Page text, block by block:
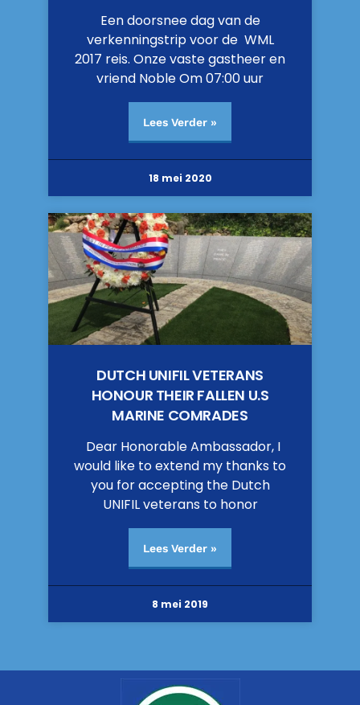
Een doorsnee dag van de
verkenningstrip voor de WML
2017 reis. Onze vaste gastheer en
vriend Noble Om 07:00 uur
Lees Verder »
18 mei 2020
DUTCH UNIFIL VETERANS
HONOUR THEIR FALLEN U.S
MARINE COMRADES
Dear Honorable Ambassador, I
would like to extend my thanks to
you for accepting the Dutch
UNIFIL veterans to honor
Lees Verder »
8 mei 2019